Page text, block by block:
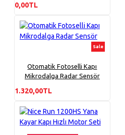
0,00TL
Sale
Otomatik Fotoselli Kapı
Mikrodalga Radar Sensör
1.320,00TL